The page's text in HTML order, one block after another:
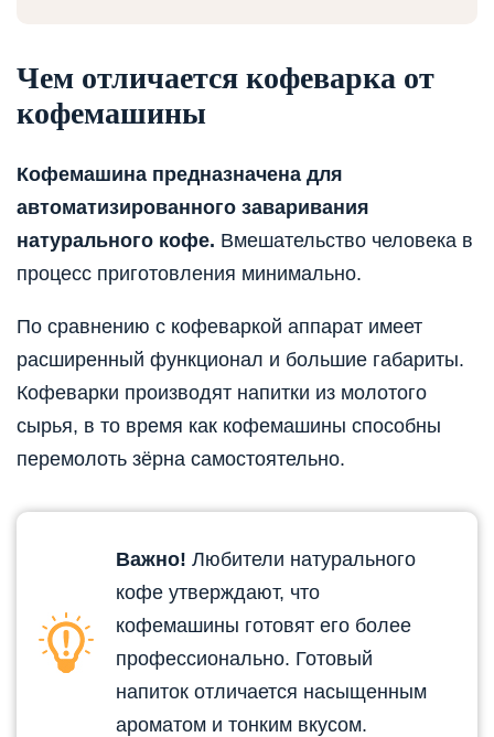
Чем отличается кофеварка от
кофемашины
Кофемашина предназначена для
автоматизированного заваривания
натурального кофе. Вмешательство человека в
процесс приготовления минимально.
По сравнению с кофеваркой аппарат имеет
расширенный функционал и большие габариты.
Кофеварки производят напитки из молотого
сырья, в то время как кофемашины способны
перемолоть зёрна самостоятельно.
Важно! Любители натурального
кофе утверждают, что
кофемашины готовят его более
профессионально. Готовый
напиток отличается насыщенным
ароматом и тонким вкусом.